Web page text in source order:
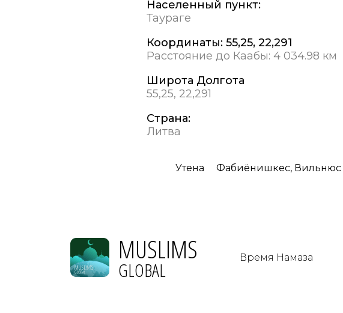
Населенный пункт:
Таураге
Координаты: 55,25, 22,291
Расстояние до Каабы: 4 034.98 км
Широта Долгота
55,25, 22,291
Страна:
Литва
Утена Фабиёнишкес, Вильнюс
MUSLIMS
GLOBAL Время Намаза